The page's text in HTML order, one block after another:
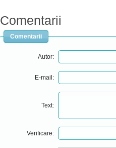
Comentarii
Comentarii
Autor:
E-mail:
Text:
Verificare: